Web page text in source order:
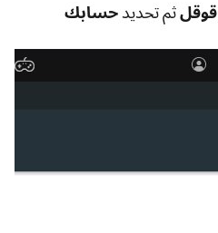
قوقلثم تحديد حسابك